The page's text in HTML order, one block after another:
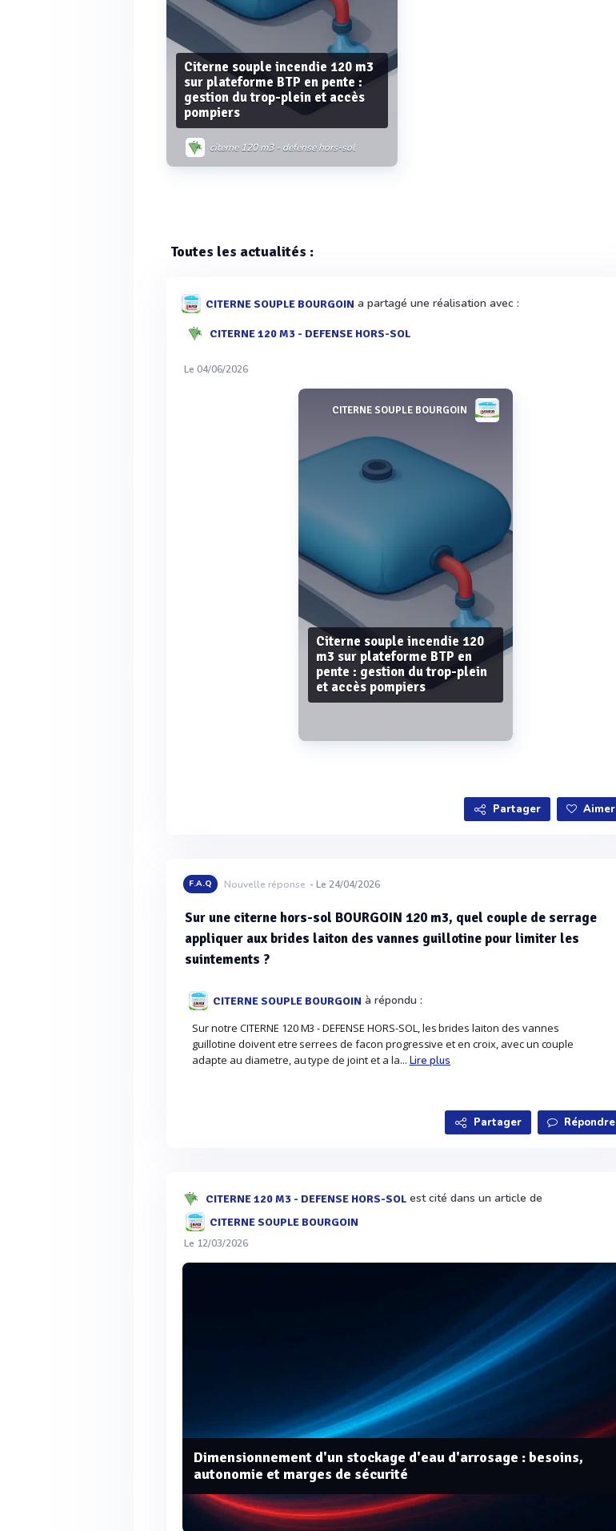
Citerne souple incendie 120 m3
sur plateforme BTP en pente :
gestion du trop-plein et accès
pompiers
citerne 120 m3 - defense hors-sol
Toutes les actualités :
CITERNE SOUPLE BOURGOIN a partagé une réalisation avec :
CITERNE 120 M3 - DEFENSE HORS-SOL
Le 04/06/2026
CITERNE SOUPLE BOURGOIN
Citerne souple incendie 120
m3 sur plateforme BTP en
pente : gestion du trop-plein
et accès pompiers
Partager Aimer
F.A.Q Nouvelle réponse - Le 24/04/2026
Sur une citerne hors-sol BOURGOIN 120 m3, quel couple de serrage
appliquer aux brides laiton des vannes guillotine pour limiter les
suintements ?
CITERNE SOUPLE BOURGOIN à répondu :
Sur notre CITERNE 120 M3 - DEFENSE HORS-SOL, les brides laiton des vannes
guillotine doivent etre serrees de facon progressive et en croix, avec un couple
adapte au diametre, au type de joint et a la... Lire plus
Partager Répondre
CITERNE 120 M3 - DEFENSE HORS-SOL est cité dans un article de
CITERNE SOUPLE BOURGOIN
Le 12/03/2026
Dimensionnement d'un stockage d'eau d'arrosage : besoins,
autonomie et marges de sécurité